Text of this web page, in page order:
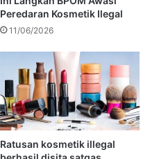
Peredaran Kosmetik Ilegal
11/06/2026
Ratusan kosmetik illegal